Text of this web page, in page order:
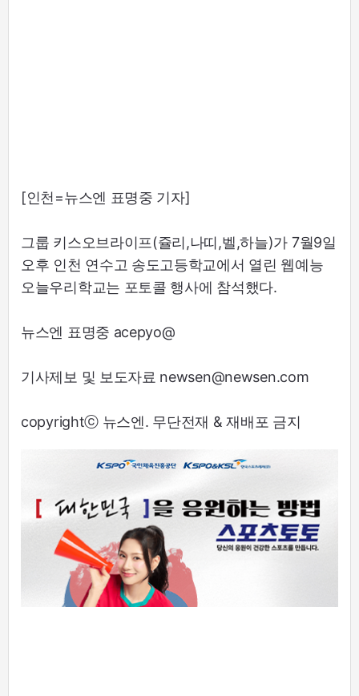
[인천=뉴스엔 표명중 기자]
그룹 키스오브라이프(쥴리,나띠,벨,하늘)가 7월9일
오후 인천 연수고 송도고등학교에서 열린 웹예능
오늘우리학교는 포토콜 행사에 참석했다.
뉴스엔 표명중 acepyo@
기사제보 및 보도자료 newsen@newsen.com
copyrightⓒ 뉴스엔. 무단전재 & 재배포 금지